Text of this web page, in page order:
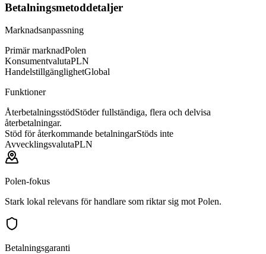
Betalningsmetoddetaljer
Marknadsanpassning
Primär marknadPolen
KonsumentvalutaPLN
HandelstillgänglighetGlobal
Funktioner
ÅterbetalningsstödStöder fullständiga, flera och delvisa
återbetalningar.
Stöd för återkommande betalningarStöds inte
AvvecklingsvalutaPLN
Polen-fokus
Stark lokal relevans för handlare som riktar sig mot Polen.
Betalningsgaranti